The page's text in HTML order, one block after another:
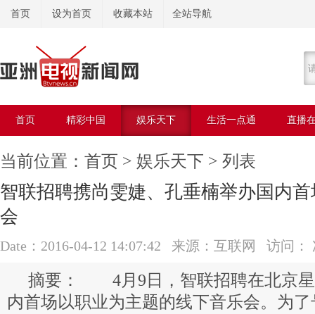
首页 设为首页 收藏本站 全站导航
首页 精彩中国 娱乐天下 生活一点通 直播
美容美体
当前位置： 首页 > 娱乐天下 > 列表
智联招聘携尚雯婕、孔垂楠举办国内
会
Date：2016-04-12 14:07:42 来源：互联网 访问：
4月9日，智联招聘在北京星
内首场以职业为主题的线下音乐会。为